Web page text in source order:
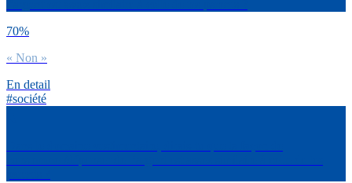
70%
« Non »
En detail
#société